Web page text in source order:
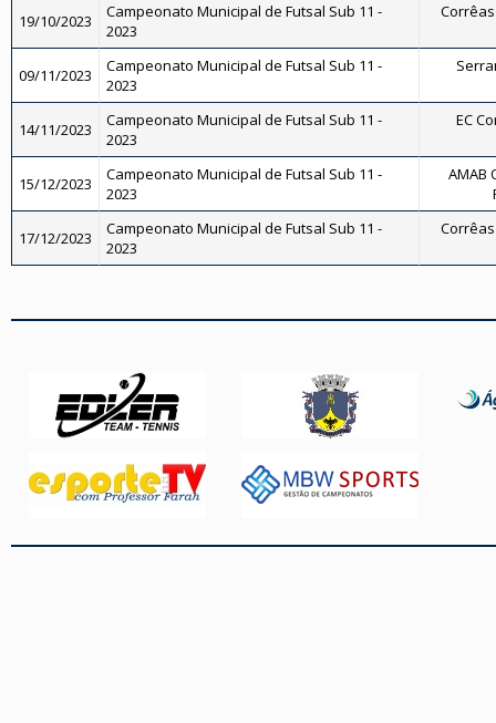
19/10/2023
Campeonato Municipal de Futsal Sub 11 -
2023
09/11/2023
Campeonato Municipal de Futsal Sub 11 -
2023
14/11/2023
Campeonato Municipal de Futsal Sub 11 -
2023
EC
15/12/2023
Campeonato Municipal de Futsal Sub 11 -
2023
AMAB
17/12/2023
Campeonato Municipal de Futsal Sub 11 -
2023